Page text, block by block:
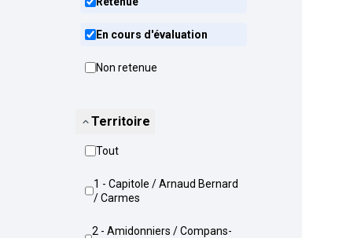
En cours d'évaluation
Non retenue
Territoire
Tout
1 - Capitole / Arnaud Bernard
/ Carmes
2 - Amidonniers / Compans-